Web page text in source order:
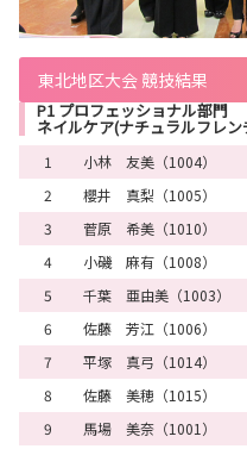
東北地区大会 競技結果
P1 プロフェッショナル部門
ネイルケア(ナチュラルフレン
1
小林 友美（1004）
2
櫻井 真梨（1005）
3
菅原 希美（1010）
4
小磯 麻有（1008）
5
千葉 亜由美（1003）
6
佐藤 芳江（1006）
7
平塚 真弓（1014）
8
佐藤 美穂（1015）
9
馬場 美奈（1001）